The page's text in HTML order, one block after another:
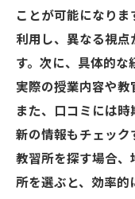
ことが可能になりま
利用し、異なる視
す。次に、具体的な
実際の授業内容や教
また、口コミには
新の情報もチェック
教習所を探す場合、
所を選ぶと、効率的